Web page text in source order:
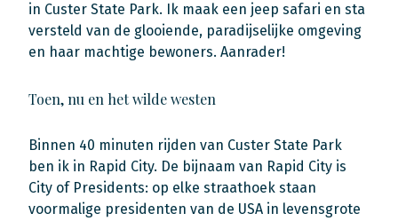
in Custer State Park. Ik maak een jeep safari en sta
versteld van de glooiende, paradijselijke omgeving
en haar machtige bewoners. Aanrader!
Toen, nu en het wilde westen
Binnen 40 minuten rijden van Custer State Park
ben ik in Rapid City. De bijnaam van Rapid City is
City of Presidents: op elke straathoek staan
voormalige presidenten van de USA in levensgrote